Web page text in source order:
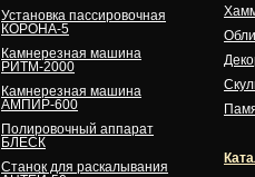
Установка пассировочная
КОРОНА-5
Камнерезная машина
РИТМ-2000
Камнерезная машина
АМПИР-600
Полировочный аппарат
БЛЕСК
Станок для раскалывания